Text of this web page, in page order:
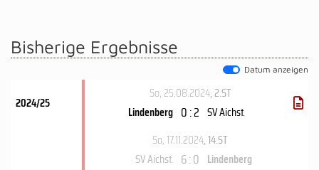
Bisherige Ergebnisse
Datum anzeigen
2024/25
So, 25.08.2024, 2.ST
Lindenberg 0 : 2 SV Aichst.
So, 17.11.2024, 14.ST
SV Aichst. 6 : 0 Lindenberg